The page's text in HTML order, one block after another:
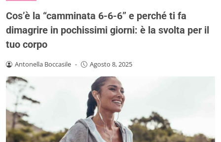
Cos’è la “camminata 6-6-6” e perché ti fa
dimagrire in pochissimi giorni: è la svolta per il
tuo corpo
Antonella Boccasile - Agosto 8, 2025